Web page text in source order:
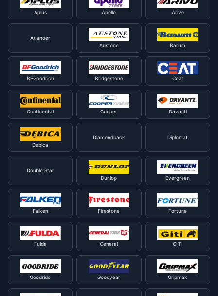
Aplus Apollo Arivo
Atlander
Austone
Barum
BFGoodrich Bridgestone Ceat
Continental Cooper Davanti
Debica
Diamondback Diplomat
Double Star
Dunlop
Evergreen
Falken Firestone Fortune
Fulda General GITI
Goodride Goodyear Gripmax